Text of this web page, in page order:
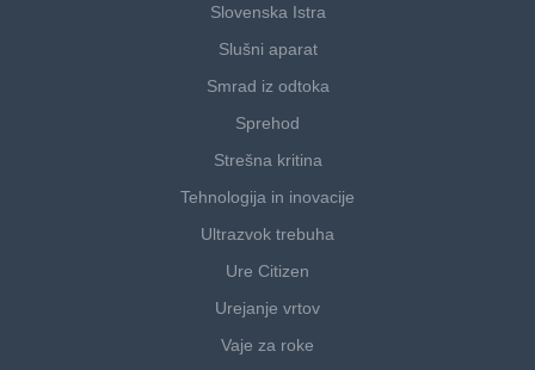
Slovenska Istra
Slušni aparat
Smrad iz odtoka
Sprehod
Strešna kritina
Tehnologija in inovacije
Ultrazvok trebuha
Ure Citizen
Urejanje vrtov
Vaje za roke